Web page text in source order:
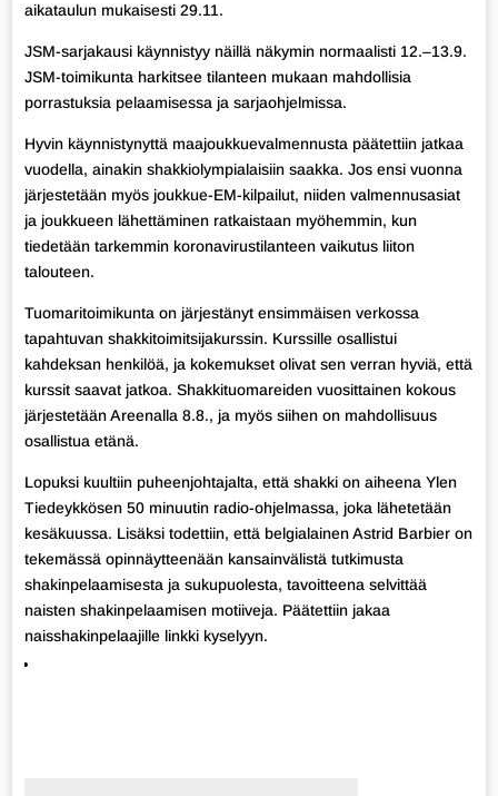
aikataulun mukaisesti 29.11.
JSM-sarjakausi käynnistyy näillä näkymin normaalisti 12.–13.9.
JSM-toimikunta harkitsee tilanteen mukaan mahdollisia
porrastuksia pelaamisessa ja sarjaohjelmissa.
Hyvin käynnistynyttä maajoukkuevalmennusta päätettiin jatkaa
vuodella, ainakin shakkiolympialaisiin saakka. Jos ensi vuonna
järjestetään myös joukkue-EM-kilpailut, niiden valmennusasiat
ja joukkueen lähettäminen ratkaistaan myöhemmin, kun
tiedetään tarkemmin koronavirustilanteen vaikutus liiton
talouteen.
Tuomaritoimikunta on järjestänyt ensimmäisen verkossa
tapahtuvan shakkitoimitsijakurssin. Kurssille osallistui
kahdeksan henkilöä, ja kokemukset olivat sen verran hyviä, että
kurssit saavat jatkoa. Shakkituomareiden vuosittainen kokous
järjestetään Areenalla 8.8., ja myös siihen on mahdollisuus
osallistua etänä.
Lopuksi kuultiin puheenjohtajalta, että shakki on aiheena Ylen
Tiedeykkösen 50 minuutin radio-ohjelmassa, joka lähetetään
kesäkuussa. Lisäksi todettiin, että belgialainen Astrid Barbier on
tekemässä opinnäytteenään kansainvälistä tutkimusta
shakinpelaamisesta ja sukupuolesta, tavoitteena selvittää
naisten shakinpelaamisen motiiveja. Päätettiin jakaa
naisshakinpelaajille linkki kyselyyn.